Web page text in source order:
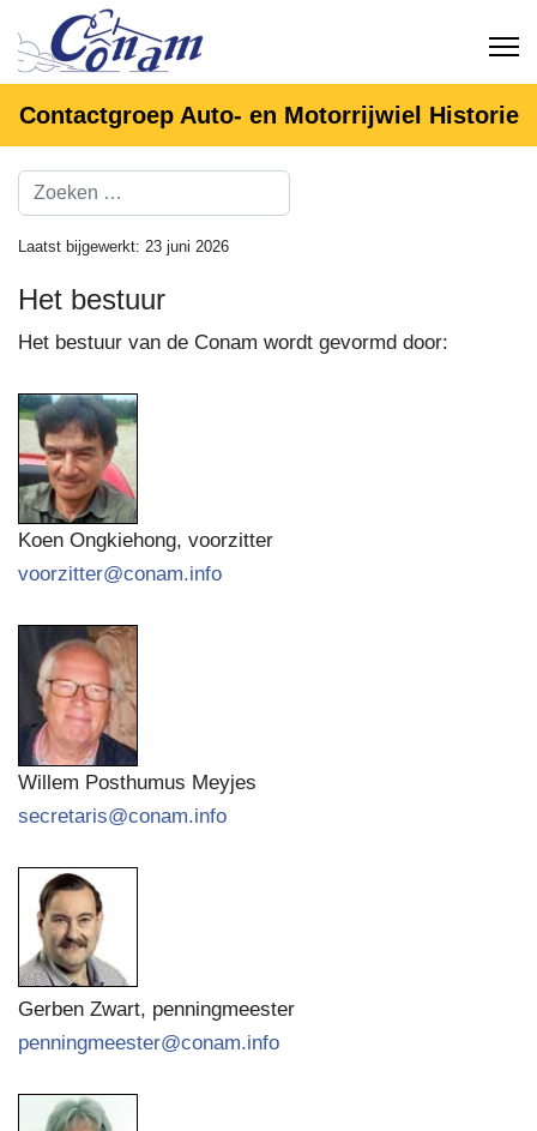
Contactgroep Auto- en Motorrijwiel Historie
Laatst bijgewerkt: 23 juni 2026
Het bestuur
Het bestuur van de Conam wordt gevormd door:
Koen Ongkiehong, voorzitter
voorzitter@conam.info
Willem Posthumus Meyjes
secretaris@conam.info
Gerben Zwart, penningmeester
penningmeester@conam.info